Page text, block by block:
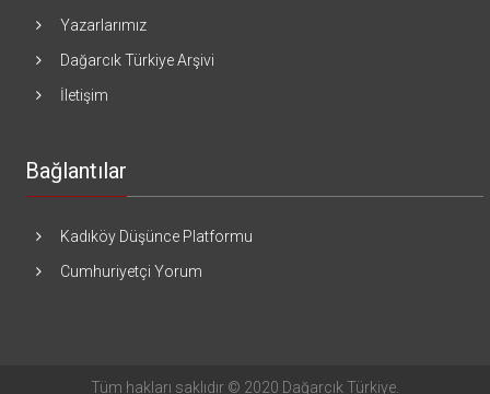
Yazarlarımız
Dağarcık Türkiye Arşivi
İletişim
Bağlantılar
Kadıköy Düşünce Platformu
Cumhuriyetçi Yorum
Tüm hakları saklıdır © 2020 Dağarcık Türkiye.